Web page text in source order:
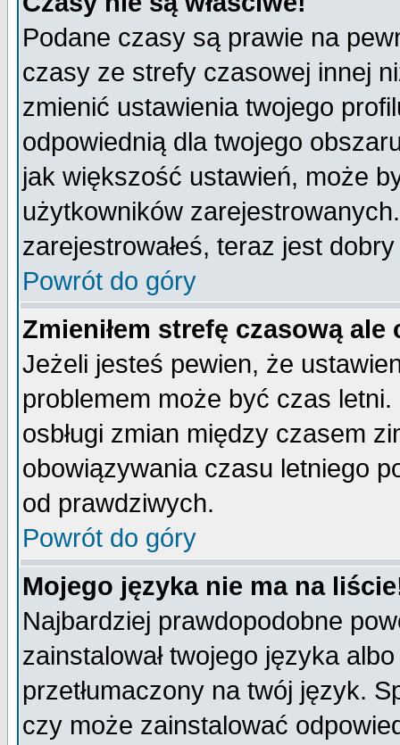
Podane czasy są prawie na
czasy ze strefy czasowej innej
zmienić ustawienia twojego
odpowiednią dla twojego
jak większość ustawień, może
użytkowników
zarejestrowałeś, teraz jest
Powrót do góry
Zmieniłem strefę czasową
Jeżeli jesteś pewien, że
problemem może być czas
osbługi zmian między czasem
obowiązywania czasu letniego
od prawdziwych.
Powrót do góry
Mojego języka nie ma na
Najbardziej prawdopodobne
zainstalował twojego języka
przetłumaczony na twój język.
czy może zainstalować